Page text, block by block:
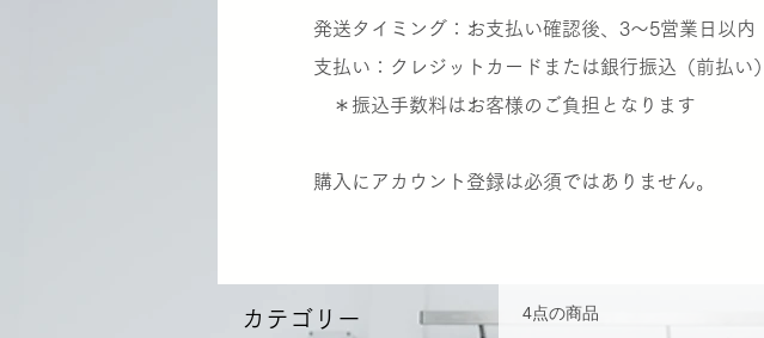
発送タイミング：お支払い確認後、3〜5営業日以内
支払い：クレジットカードまたは銀行振込（前払い）
＊振込手数料はお客様のご負担となります
​購入にアカウント登録は必須ではありません。
カテゴリー 4点の商品